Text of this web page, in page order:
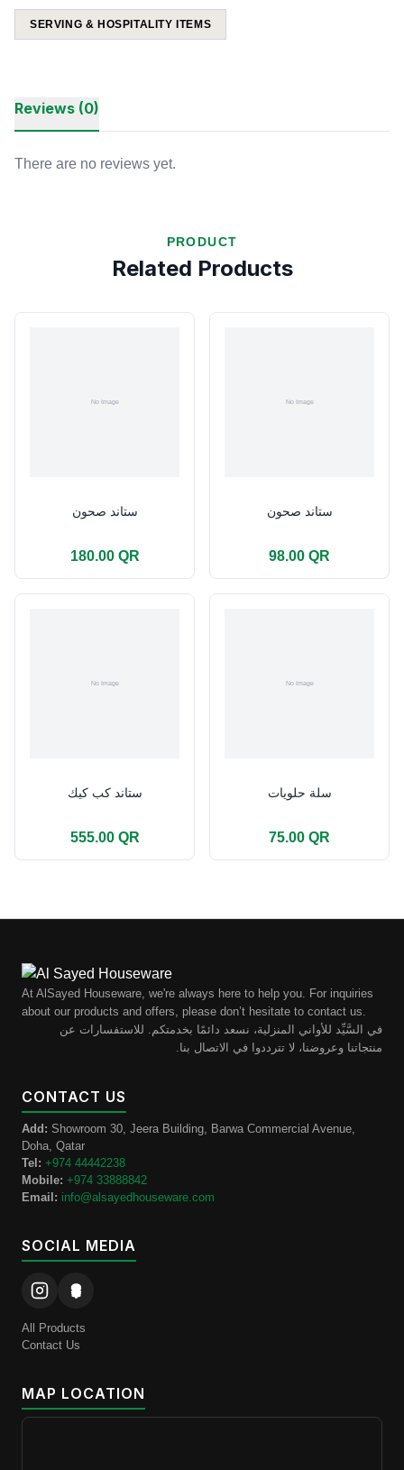
SERVING & HOSPITALITY ITEMS
Reviews (0)
There are no reviews yet.
PRODUCT
Related Products
ستاند صحون
180.00 QR
ستاند صحون
98.00 QR
ستاند كب كيك
555.00 QR
سلة حلويات
75.00 QR
At AlSayed Houseware, we're always here to help you. For inquiries
about our products and offers, please don’t hesitate to contact us.
في السَّيِّد للأواني المنزلية، نسعد دائمًا بخدمتكم. للاستفسارات عن
منتجاتنا وعروضنا، لا تترددوا في الاتصال بنا.
CONTACT US
Add: Showroom 30, Jeera Building, Barwa Commercial Avenue,
Doha, Qatar
Tel: +974 44442238
Mobile: +974 33888842
Email: info@alsayedhouseware.com
SOCIAL MEDIA
All Products
Contact Us
MAP LOCATION